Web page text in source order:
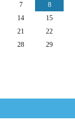
7
8
14
15
21
22
28
29